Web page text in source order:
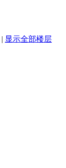
| 显示全部楼层